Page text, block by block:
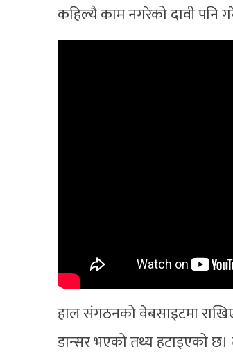
कहिल्यै काम नगरेको दावी पनि
हाल संगठनको वेबसाइटमा
डान्सर भएको तथ्य हटाइएको छ।